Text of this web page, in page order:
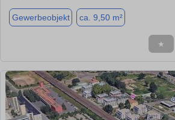
Gewerbeobjekt ca. 9,50 m²
★